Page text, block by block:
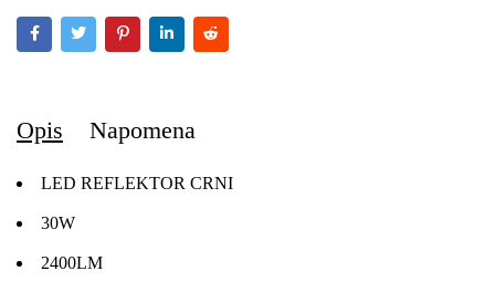
Opis Napomena
LED REFLEKTOR CRNI
30W
2400LM